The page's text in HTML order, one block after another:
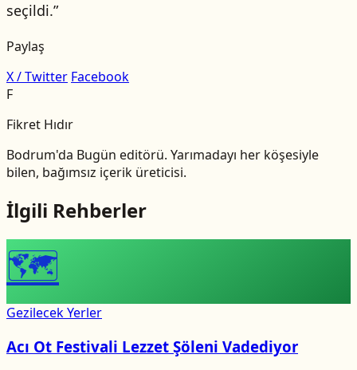
seçildi.”
Paylaş
X / Twitter Facebook
F
Fikret Hıdır
Bodrum'da Bugün editörü. Yarımadayı her köşesiyle
bilen, bağımsız içerik üreticisi.
İlgili Rehberler
🗺
Gezilecek Yerler
Acı Ot Festivali Lezzet Şöleni Vadediyor